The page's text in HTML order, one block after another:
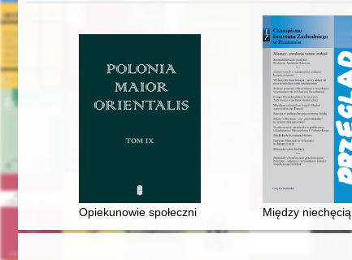
Opiekunowie społeczni i komisje opieki społecznej
Między